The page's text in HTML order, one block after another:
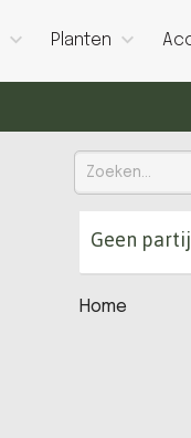
Planten
Geen
Home